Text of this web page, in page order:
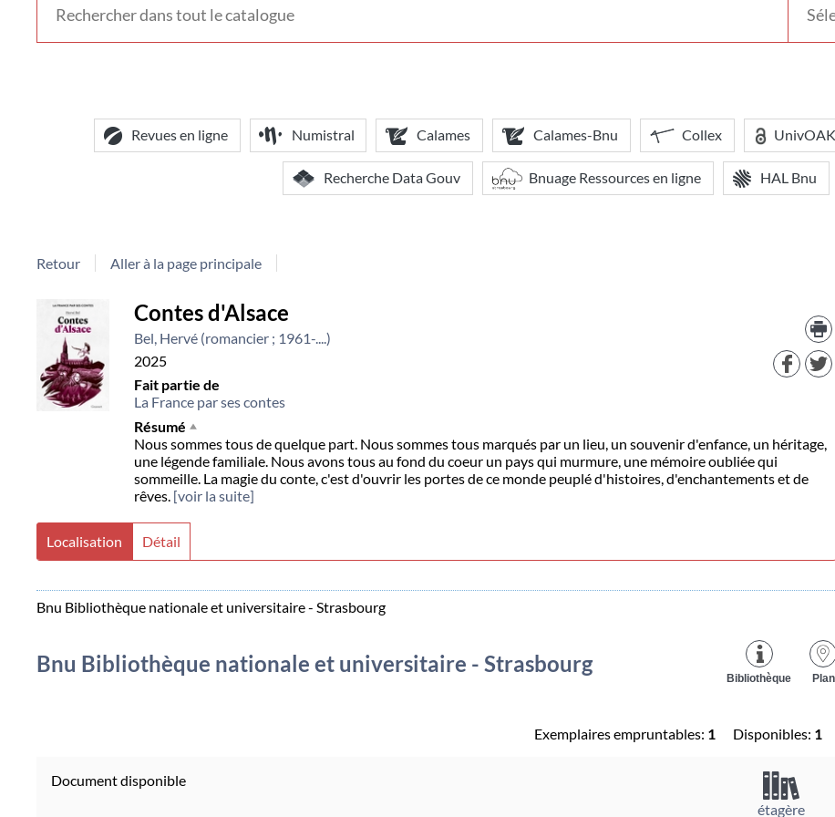
voir
votre
Revues en ligne Numistral Calames Calames-Bnu Collex
Recherche Data Gouv Bnuage Ressources en ligne HAL Bnu
Retour Aller à la page principale
Détail
document
Contes d'Alsace
Bel, Hervé (romancier ; 1961-....)
2025
Fait partie de
La France par ses contes
Résumé
Nous sommes tous de quelque part. Nous sommes tous marqués par un lieu, un souvenir d'enfance, un héritage,
une légende familiale. Nous avons tous au fond du coeur un pays qui murmure, une mémoire oubliée qui
sommeille. La magie du conte, c'est d'ouvrir les portes de ce monde peuplé d'histoires, d'enchantements et de
rêves. [voir la suite]
Localisation Détail
Bnu Bibliothèque nationale et universitaire - Strasbourg
Bnu Bibliothèque nationale et universitaire - Strasbourg
Plan
Bibliothèque
Exemplaires empruntables: 1 Disponibles: 1
Document disponible
étagère